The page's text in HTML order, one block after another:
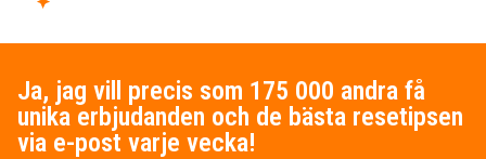
Ja, jag vill precis som 175 000 andra få
unika erbjudanden och de bästa resetipsen
via e-post varje vecka!